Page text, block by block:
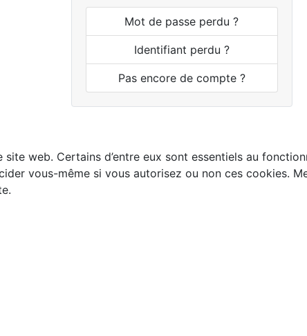
Mot de passe perdu ?
Identifiant perdu ?
Pas encore de compte ?
web. Certains d’entre eux sont essentiels au
vous-même si vous autorisez ou non ces cookies.